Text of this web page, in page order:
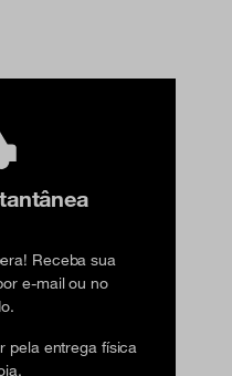
Receba sua
e-mail ou no
pela entrega física